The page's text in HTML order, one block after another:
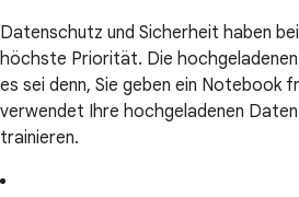
Datenschutz und Sicherheit haben
höchste Priorität. Die
es sei denn, Sie geben ein Notebook
verwendet Ihre hochgeladenen
trainieren.